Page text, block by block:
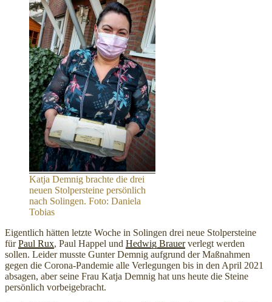
Katja Demnig brachte die drei
neuen Stolpersteine persönlich
nach Solingen. Foto: Daniela
Tobias
Eigentlich hätten letzte Woche in Solingen drei neue Stolpersteine
fürPaul Rux, Paul Happel und Hedwig Brauerverlegt werden
sollen. Leider musste Gunter Demnig aufgrund der Maßnahmen
gegen die Corona-Pandemie alle Verlegungen bis in den April 2021
absagen, aber seine Frau Katja Demnig hat uns heute die Steine
persönlich vorbeigebracht.